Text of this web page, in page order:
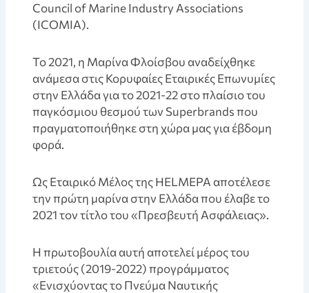
Council of Marine Industry Associations
(ICOMIA).
To 2021, η Μαρίνα Φλοίσβου αναδείχθηκε
ανάμεσα στις Κορυφαίες Εταιρικές Επωνυμίες
στην Ελλάδα για το 2021-22 στο πλαίσιο του
παγκόσμιου θεσμού των Superbrands που
πραγματοποιήθηκε στη χώρα μας για έβδομη
φορά.
Ως Εταιρικό Μέλος της HELMEPA αποτέλεσε
την πρώτη μαρίνα στην Ελλάδα που έλαβε το
2021 τον τίτλο του «Πρεσβευτή Ασφάλειας».
Η πρωτοβουλία αυτή αποτελεί μέρος του
τριετούς (2019-2022) προγράμματος
«Ενισχύοντας το Πνεύμα Ναυτικής